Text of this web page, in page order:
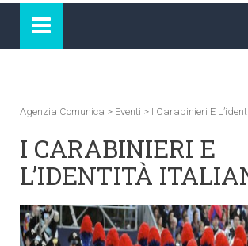
Agenzia Comunica > Eventi > I Carabinieri E
I CARABINIERI E
L’IDENTITÀ